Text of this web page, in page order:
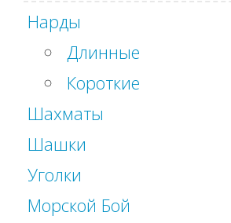
Нарды
Длинные
Короткие
Шахматы
Шашки
Уголки
Морской Бой